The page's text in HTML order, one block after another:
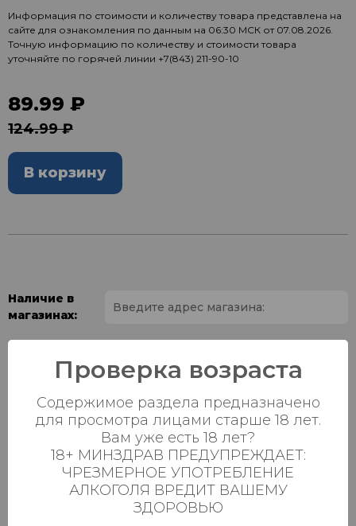
Информация по стоимости и количеству товара представлена на
сайте для ознакомления по данным на 06:30 МСК от 07.08.2026.
Точную информацию по количеству и стоимости товара
уточняйте по горячей линии +7(843) 211-90-10
89.99 ₽
124.99 ₽
В корзину
Наличие в
магазинах:
Ваш город:
Батыршина 20Б
23:00
4 шт.
Магистральная 22д
Пн-Вс с 08:00 до
23:00
Осиновская 2В,
Пестрецы
Пн-Вс с 09:00 до
23:00
41 шт.
Проверка возраста
Содержимое раздела предназначено
для просмотра лицами старше 18 лет.
Вам уже есть 18 лет?
18+ МИНЗДРАВ ПРЕДУПРЕЖДАЕТ:
ЧРЕЗМЕРНОЕ УПОТРЕБЛЕНИЕ
АЛКОГОЛЯ ВРЕДИТ ВАШЕМУ
ЗДОРОВЬЮ